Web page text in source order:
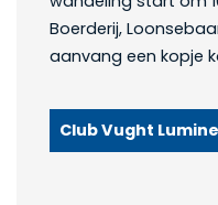
Boerderij,
aanvang een kopje
Club Vught